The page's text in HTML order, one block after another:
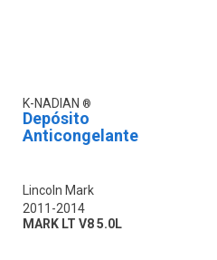
K-NADIAN
Depósito
Anticongelante
Lincoln Mark
2011-2014
MARK LT V8 5.0L